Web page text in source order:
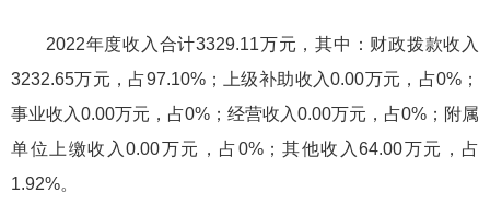
2022年度收入合计3329.11万元，其中：财政拨款收入
3232.65万元，占97.10%；上级补助收入0.00万元，占0%；
事业收入0.00万元，占0%；经营收入0.00万元，占0%；附属
单位上缴收入0.00万元，占0%；其他收入64.00万元，占
1.92%。